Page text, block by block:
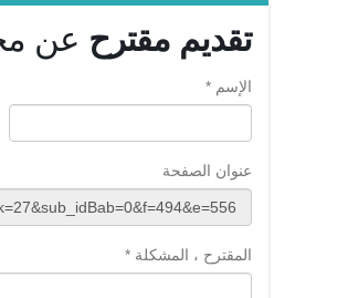
تقديم مقترح عن
الإسم *
عنوان الصفحة
المقترح ، المشكلة *